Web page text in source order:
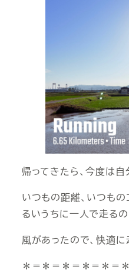
帰ってきたら、今度は自
いつもの距離、いつもの
るいうちに一人で走る
風があったので、快適に
＊＝＊＝＊＝＊＝＊＝